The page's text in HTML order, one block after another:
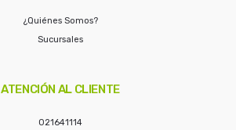
¿Quiénes Somos?
Sucursales
ATENCIÓN AL CLIENTE
021641114